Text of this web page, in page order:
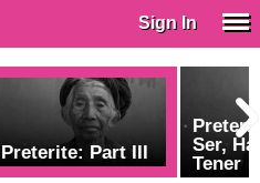
Sign In
Preterite: Part III
Ser,
Tener